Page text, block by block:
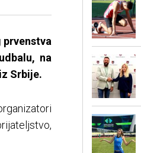
prvenstva
na
Srbije.